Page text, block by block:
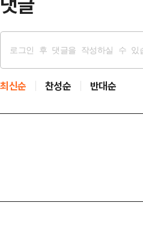
최신순 찬성순 반대순